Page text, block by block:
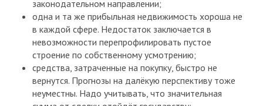
законодательном направлении;
одна и та же прибыльная недвижимость хороша не
в каждой сфере. Недостаток заключается в
невозможности перепрофилировать пустое
строение по собственному усмотрению;
средства, затраченные на покупку, быстро не
вернутся. Прогнозы на далёкую перспективу тоже
неуместны. Надо учитывать, что значительная